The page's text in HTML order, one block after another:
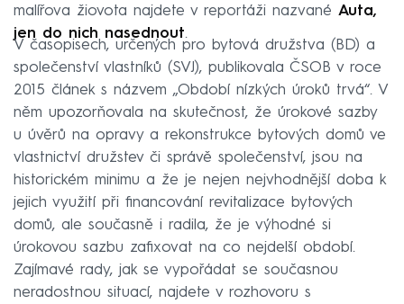
malířova žiovota najdete v reportáži nazvané Auta,
jen do nich nasednout.
V časopisech, určených pro bytová družstva (BD) a
společenství vlastníků (SVJ), publikovala ČSOB v roce
2015 článek s názvem „Období nízkých úroků trvá“. V
něm upozorňovala na skutečnost, že úrokové sazby
u úvěrů na opravy a rekonstrukce bytových domů ve
vlastnictví družstev či správě společenství, jsou na
historickém minimu a že je nejen nejvhodnější doba k
jejich využití při financování revitalizace bytových
domů, ale současně i radila, že je výhodné si
úrokovou sazbu zafixovat na co nejdelší období.
Zajímavé rady, jak se vypořádat se současnou
neradostnou situací, najdete v rozhovoru s